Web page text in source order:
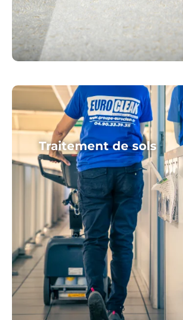
Traitement de sols